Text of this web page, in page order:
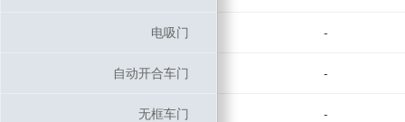
电吸门 -
自动开合车门 -
无框车门 -
电吸门
自动开合车门
无框车门